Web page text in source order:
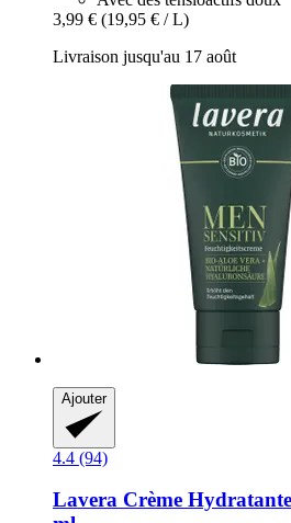
3,99 € (19,95 € / L)
Livraison jusqu'au 17 août
Ajouter
4.4 (94)
Lavera Crème